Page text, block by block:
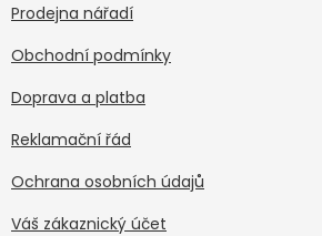
Prodejna nářadí
Obchodní podmínky
Doprava a platba
Reklamační řád
Ochrana osobních údajů
Váš zákaznický účet